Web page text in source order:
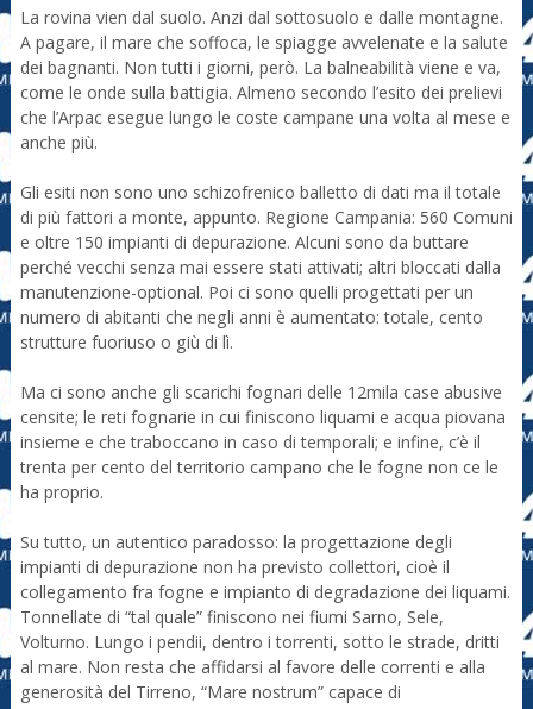
La rovina vien dal suolo. Anzi dal sottosuolo e dalle montagne.
A pagare, il mare che soffoca, le spiagge avvelenate e la salute
dei bagnanti. Non tutti i giorni, però. La balneabilità viene e va,
come le onde sulla battigia. Almeno secondo l’esito dei prelievi
che l’Arpac esegue lungo le coste campane una volta al mese e
anche più.
Gli esiti non sono uno schizofrenico balletto di dati ma il totale
di più fattori a monte, appunto. Regione Campania: 560 Comuni
e oltre 150 impianti di depurazione. Alcuni sono da buttare
perché vecchi senza mai essere stati attivati; altri bloccati dalla
manutenzione-optional. Poi ci sono quelli progettati per un
numero di abitanti che negli anni è aumentato: totale, cento
strutture fuoriuso o giù di lì.
Ma ci sono anche gli scarichi fognari delle 12mila case abusive
censite; le reti fognarie in cui finiscono liquami e acqua piovana
insieme e che traboccano in caso di temporali; e infine, c’è il
trenta per cento del territorio campano che le fogne non ce le
ha proprio.
Su tutto, un autentico paradosso: la progettazione degli
impianti di depurazione non ha previsto collettori, cioè il
collegamento fra fogne e impianto di degradazione dei liquami.
Tonnellate di “tal quale” finiscono nei fiumi Sarno, Sele,
Volturno. Lungo i pendii, dentro i torrenti, sotto le strade, dritti
al mare. Non resta che affidarsi al favore delle correnti e alla
generosità del Tirreno, “Mare nostrum” capace di